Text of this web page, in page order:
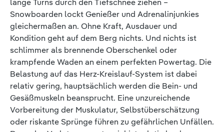
lange Turns durch den Tiefschnee ziehen –
Snowboarden lockt Genießer und Adrenalinjunkies
gleichermaßen an. Ohne Kraft, Ausdauer und
Kondition geht auf dem Berg nichts. Und nichts ist
schlimmer als brennende Oberschenkel oder
krampfende Waden an einem perfekten Powertag. Die
Belastung auf das Herz-Kreislauf-System ist dabei
relativ gering, hauptsächlich werden die Bein- und
Gesäßmuskeln beansprucht. Eine unzureichende
Vorbereitung der Muskulatur, Selbstüberschätzung
oder riskante Sprünge führen zu gefährlichen Unfällen.